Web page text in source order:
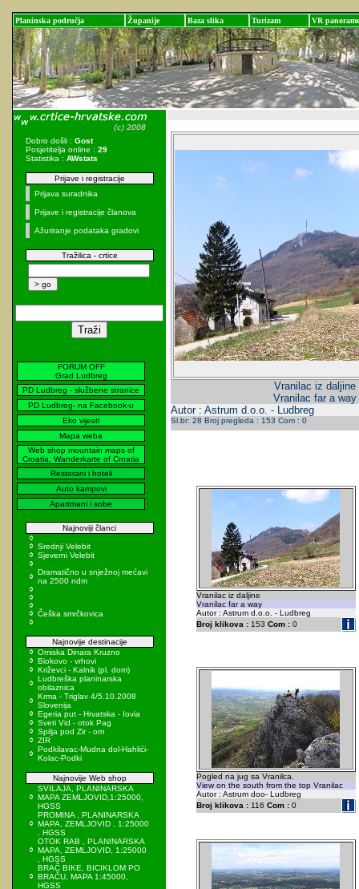
Planinska područja Županije Baza slika Turizam VR panorame
Dobro došli : Gost
Posjetitelja online : 29
Statistika : AWstats
Prijave i registracije
Prijava suradnika
Prijave i registracije članova
Ažuriranje podataka gradovi
Tražilica - crtice
FORUM OFF
Grad Ludbreg
PD Ludbreg - službene stranice
PD Ludbreg- na Facebook-u
Eko vijesti
Mapa weba
Web shop mountain maps of
Croatia, Wanderkarte of Croatia
Restorani i hoteli
Auto kampovi
Apartmani i sobe
Najnoviji članci
Srednji Velebit
Sjeverni Velebit
Dramatično u snježnoj mećavi
na 2500 ndm
Češka smrčkovica
Najnovije destinacije
Omiska Dinara Kruzno
Biokovo - vrhovi
Križevci - Kalnik (pl. dom)
Ludbreška planinarska
obilaznica
Krma - Triglav 4/5.10.2008
Slovenija
Egeria put - Hrvatska - Iovia
Sveti Vid - otok Pag
Spilja pod Zir - om
ZIR
Podkilavac-Mudna dol-Hahlići-
Kolac-Podki
Najnovije Web shop
SVILAJA, PLANINARSKA
MAPA ZEMLJOVID,1:25000,
HGSS
PROMINA , PLANINARSKA
MAPA, ZEMLJOVID , 1:25000
, HGSS
OTOK RAB , PLANINARSKA
MAPA, ZEMLJOVID, 1:25000
, HGSS
BRAČ BIKE, BICIKLOM PO
BRAČU, MAPA 1:45000,
HGSS
Vranilac iz daljine
Vranilac far a way
Autor : Astrum d.o.o. - Ludbreg
Sl.br: 28 Broj pregleda : 153 Com : 0
Vranilac iz daljine
Vranilac far a way
Autor : Astrum d.o.o. - Ludbreg
Broj klikova :153 Com :0
Pogled na jug sa Vranilca.
View on the south from the top Vranilac
Autor : Astrum doo- Ludbreg
Broj klikova :116 Com :0